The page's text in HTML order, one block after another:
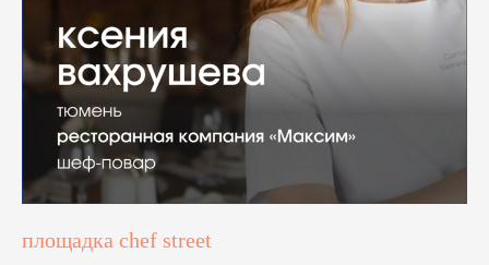
площадка chef street